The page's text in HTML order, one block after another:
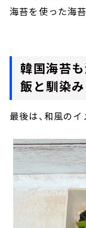
海苔を使った海
韓国海苔
飯と馴染み
最後は、和風の